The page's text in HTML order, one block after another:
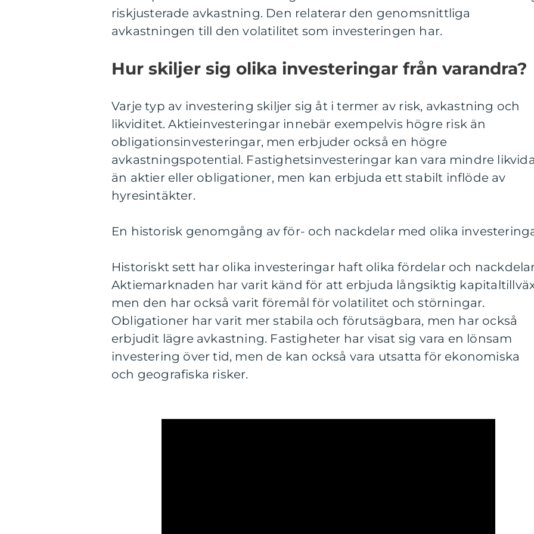
riskjusterade avkastning. Den relaterar den genomsnittliga
avkastningen till den volatilitet som investeringen har.
Hur skiljer sig olika investeringar från varandra?
Varje typ av investering skiljer sig åt i termer av risk, avkastning och
likviditet. Aktieinvesteringar innebär exempelvis högre risk än
obligationsinvesteringar, men erbjuder också en högre
avkastningspotential. Fastighetsinvesteringar kan vara mindre
än aktier eller obligationer, men kan erbjuda ett stabilt inflöde av
hyresintäkter.
En historisk genomgång av för- och nackdelar med olika
Historiskt sett har olika investeringar haft olika fördelar och
Aktiemarknaden har varit känd för att erbjuda långsiktig
men den har också varit föremål för volatilitet och störningar.
Obligationer har varit mer stabila och förutsägbara, men har också
erbjudit lägre avkastning. Fastigheter har visat sig vara en lönsam
investering över tid, men de kan också vara utsatta för ekonomiska
och geografiska risker.